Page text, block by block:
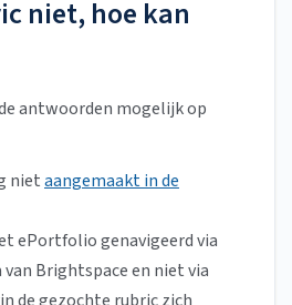
niet, hoe kan
antwoorden mogelijk op
nietaangemaakt in de
ePortfolio genavigeerd via
Brightspace en niet via